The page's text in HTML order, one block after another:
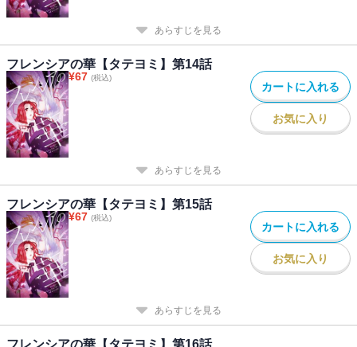
あらすじを見る
フレンシアの華【タテヨミ】第14話
¥67 (税込)
カートに入れる
お気に入り
あらすじを見る
フレンシアの華【タテヨミ】第15話
¥67 (税込)
カートに入れる
お気に入り
あらすじを見る
フレンシアの華【タテヨミ】第16話